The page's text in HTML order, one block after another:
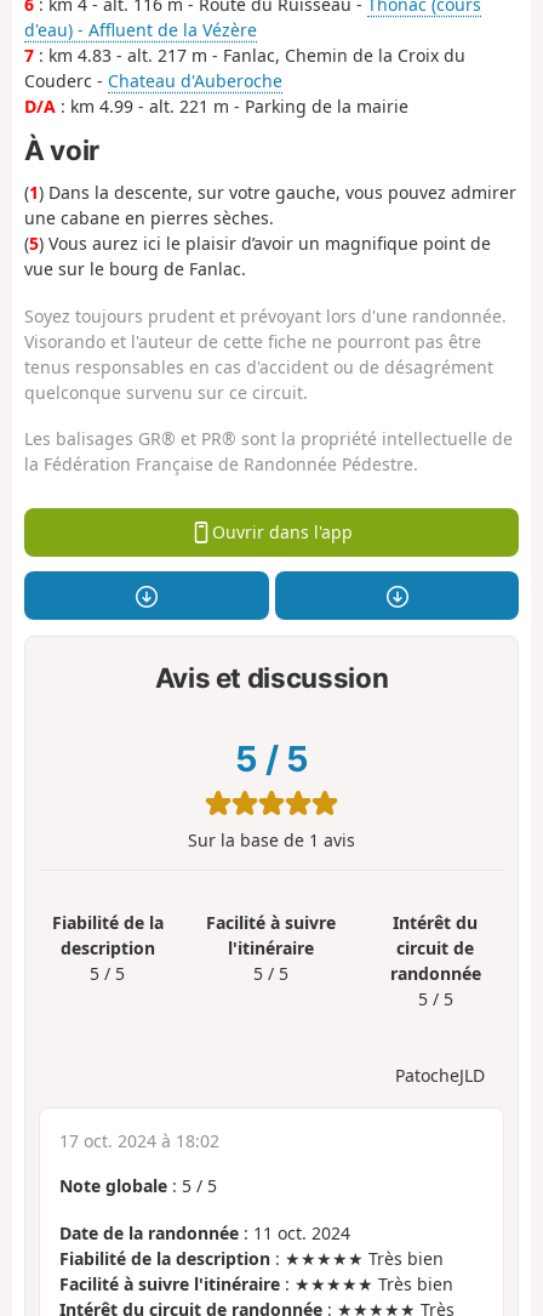
d'eau) - Affluent de la Vézère
7 : km 4.83 - alt. 217 m - Fanlac, Chemin de la Croix du
Couderc - Chateau d'Auberoche
D/A : km 4.99 - alt. 221 m - Parking de la mairie
À voir
(1) Dans la descente, sur votre gauche, vous pouvez admirer
une cabane en pierres sèches.
(5) Vous aurez ici le plaisir d’avoir un magnifique point de
vue sur le bourg de Fanlac.
Soyez toujours prudent et prévoyant lors d'une randonnée.
Visorando et l'auteur de cette fiche ne pourront pas être
tenus responsables en cas d'accident ou de désagrément
quelconque survenu sur ce circuit.
Les balisages GR® et PR® sont la propriété intellectuelle de
la Fédération Française de Randonnée Pédestre.
Ouvrir dans l'app
Avis et discussion
5 / 5
Sur la base de 1 avis
Fiabilité de la
description
5 / 5
Facilité à suivre
l'itinéraire
5 / 5
Intérêt du
circuit de
randonnée
5 / 5
PatocheJLD
17 oct. 2024 à 18:02
Note globale : 5 / 5
Date de la randonnée : 11 oct. 2024
Fiabilité de la description : ★★★★★ Très bien
Facilité à suivre l'itinéraire : ★★★★★ Très bien
Intérêt du circuit de randonnée : ★★★★★ Très